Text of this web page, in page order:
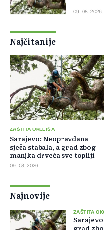
09. 08. 2026.
Najčitanije
ZAŠTITA OKOLIŠA
Sarajevo: Neopravdana
sječa stabala, a grad zbog
manjka drveća sve topliji
09. 08. 2026.
Najnovije
ZAŠTITA
grad